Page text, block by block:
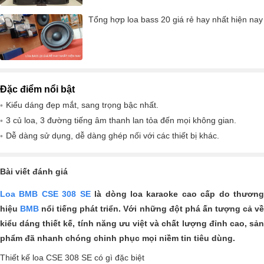
Tổng hợp loa bass 20 giá rẻ hay nhất hiện nay
Đặc điểm nổi bật
Kiểu dáng đẹp mắt, sang trọng bậc nhất.
3 củ loa, 3 đường tiếng âm thanh lan tỏa đến mọi không gian.
Dễ dàng sử dụng, dễ dàng ghép nối với các thiết bị khác.
Bài viết đánh giá
Loa BMB CSE 308 SElà dòng loa karaoke cao cấp do thương
hiệu BMB nổi tiếng phát triển. Với những đột phá ấn tượng cả về
kiểu dáng thiết kế, tính năng ưu việt và chất lượng đỉnh cao, sản
phẩm đã nhanh chóng chinh phục mọi niềm tin tiêu dùng.
Thiết kế loa CSE 308 SE có gì đặc biệt